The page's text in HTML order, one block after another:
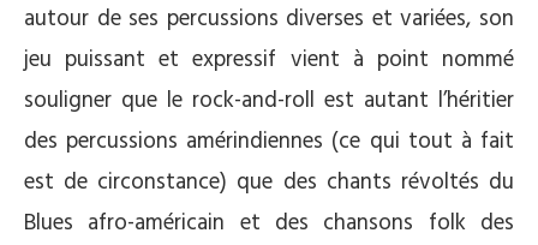
autour de ses percussions diverses et variées, son
jeu puissant et expressif vient à point nommé
souligner que le rock-and-roll est autant l’héritier
des percussions amérindiennes (ce qui tout à fait
est de circonstance) que des chants révoltés du
Blues afro-américain et des chansons folk des